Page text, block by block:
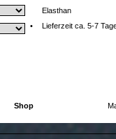
Elasthan
•
Lieferzeit ca. 5-7
Shop